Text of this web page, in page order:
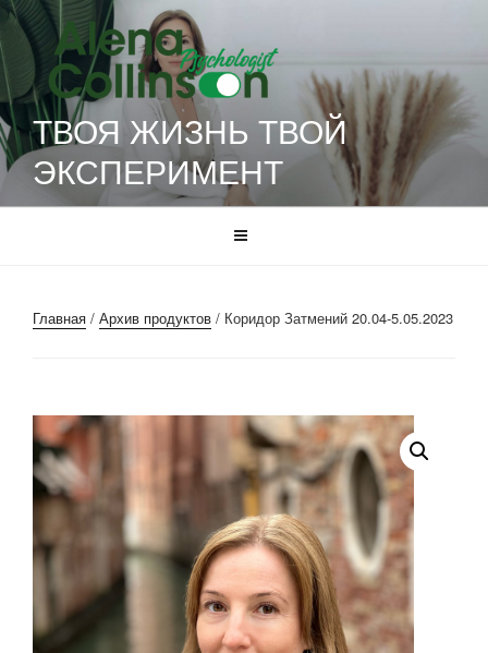
Перейти
к
содержимому
ТВОЯ ЖИЗНЬ ТВОЙ
ЭКСПЕРИМЕНТ
Главная / Архив продуктов / Коридор Затмений 20.04-5.05.2023